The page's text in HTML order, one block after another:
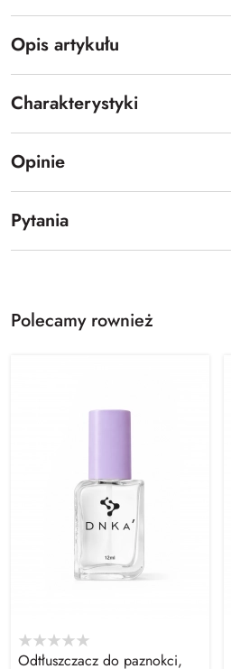
Opis artykułu
Charakterystyki
Opinie
Pytania
Polecamy rownież
Odtłuszczacz do paznokci,